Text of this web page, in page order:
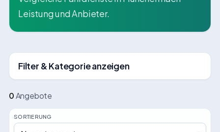
Leistung und Anbieter.
Filter & Kategorie anzeigen
0 Angebote
SORTIERUNG